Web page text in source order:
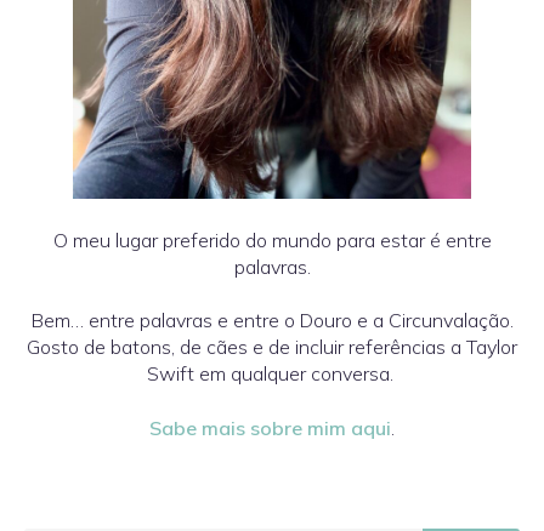
O meu lugar preferido do mundo para estar é entre
palavras.
Bem… entre palavras e entre o Douro e a Circunvalação.
Gosto de batons, de cães e de incluir referências a Taylor
Swift em qualquer conversa.
Sabe mais sobre mim aqui.